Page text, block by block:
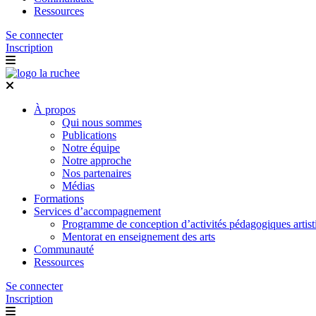
Ressources
Se connecter
Inscription
À propos
Qui nous sommes
Publications
Notre équipe
Notre approche
Nos partenaires
Médias
Formations
Services d’accompagnement
Programme de conception d’activités pédagogiques
Mentorat en enseignement des arts
Communauté
Ressources
Se connecter
Inscription